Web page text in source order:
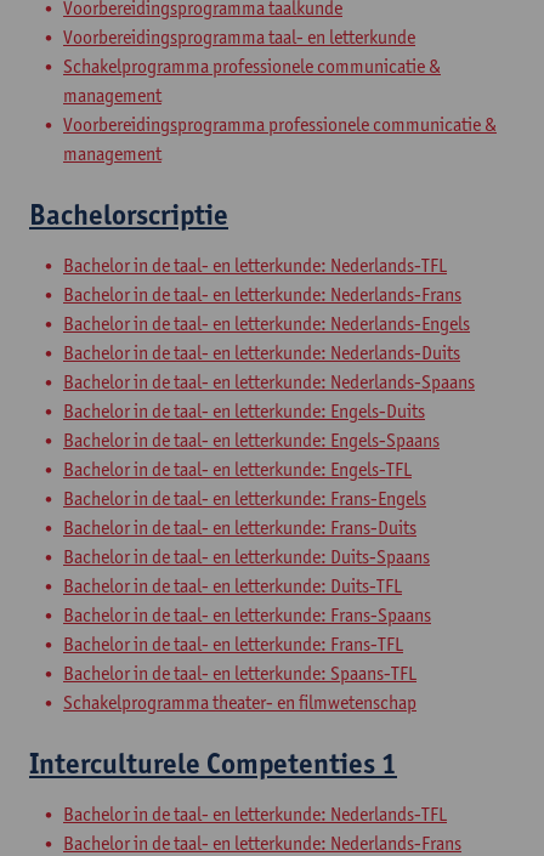
Voorbereidingsprogramma taalkunde
Voorbereidingsprogramma taal- en letterkunde
Schakelprogramma professionele communicatie &
management
Voorbereidingsprogramma professionele communicatie &
management
Bachelorscriptie
Bachelor in de taal- en letterkunde: Nederlands-TFL
Bachelor in de taal- en letterkunde: Nederlands-Frans
Bachelor in de taal- en letterkunde: Nederlands-Engels
Bachelor in de taal- en letterkunde: Nederlands-Duits
Bachelor in de taal- en letterkunde: Nederlands-Spaans
Bachelor in de taal- en letterkunde: Engels-Duits
Bachelor in de taal- en letterkunde: Engels-Spaans
Bachelor in de taal- en letterkunde: Engels-TFL
Bachelor in de taal- en letterkunde: Frans-Engels
Bachelor in de taal- en letterkunde: Frans-Duits
Bachelor in de taal- en letterkunde: Duits-Spaans
Bachelor in de taal- en letterkunde: Duits-TFL
Bachelor in de taal- en letterkunde: Frans-Spaans
Bachelor in de taal- en letterkunde: Frans-TFL
Bachelor in de taal- en letterkunde: Spaans-TFL
Schakelprogramma theater- en filmwetenschap
Interculturele Competenties 1
Bachelor in de taal- en letterkunde: Nederlands-TFL
Bachelor in de taal- en letterkunde: Nederlands-Frans